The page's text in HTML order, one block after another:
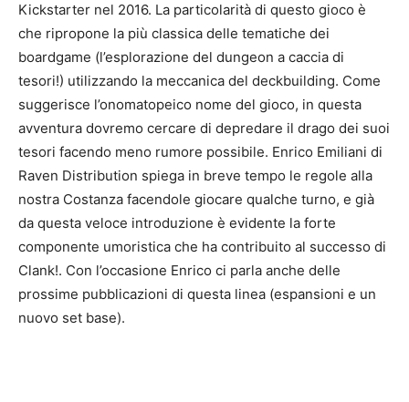
Kickstarter nel 2016. La particolarità di questo gioco è
che ripropone la più classica delle tematiche dei
boardgame (l’esplorazione del dungeon a caccia di
tesori!) utilizzando la meccanica del deckbuilding. Come
suggerisce l’onomatopeico nome del gioco, in questa
avventura dovremo cercare di depredare il drago dei suoi
tesori facendo meno rumore possibile. Enrico Emiliani di
Raven Distribution spiega in breve tempo le regole alla
nostra Costanza facendole giocare qualche turno, e già
da questa veloce introduzione è evidente la forte
componente umoristica che ha contribuito al successo di
Clank!. Con l’occasione Enrico ci parla anche delle
prossime pubblicazioni di questa linea (espansioni e un
nuovo set base).